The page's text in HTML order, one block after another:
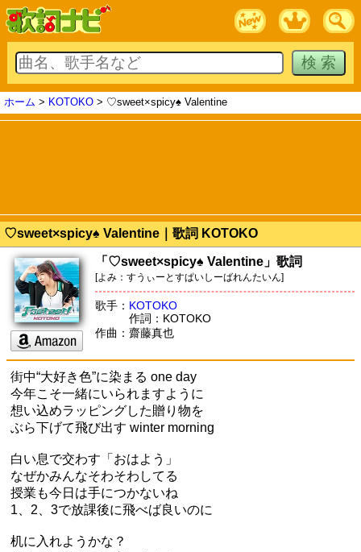
ホーム > KOTOKO > ♡sweet×spicy♠ Valentine
♡sweet×spicy♠ Valentine｜歌詞 KOTOKO
「♡sweet×spicy♠ Valentine」歌詞
[よみ：すうぃーとすぱいしーばれんたいん]
歌手： KOTOKO
作詞：KOTOKO
作曲：齋藤真也
街中“大好き色”に染まる one day
今年こそ一緒にいられますように
想い込めラッピングした贈り物を
ぶら下げて飛び出す winter morning
白い息で交わす「おはよう」
なぜかみんなそわそわしてる
授業も今日は手につかないね
1、2、3で放課後に飛べば良いのに
机に入れようかな？